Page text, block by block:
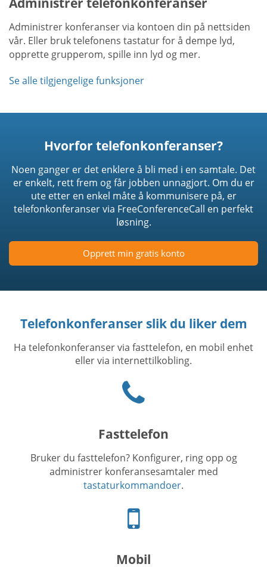
Administrer konferanser via kontoen din på nettsiden
vår. Eller bruk telefonens tastatur for å dempe lyd,
opprette grupperom, spille inn lyd og mer.
Se alle tilgjengelige funksjoner
Hvorfor telefonkonferanser?
Noen ganger er det enklere å bli med i en samtale. Det
er enkelt, rett frem og får jobben unnagjort. Om du er
ute etter en enkel måte å kommunisere på, er
telefonkonferanser via FreeConferenceCall en perfekt
løsning.
Opprett min gratis konto
Telefonkonferanser slik du liker dem
Ha telefonkonferanser via fasttelefon, en mobil enhet
eller via internettilkobling.
icon
Fasttelefon
Bruker du fasttelefon? Konfigurer, ring opp og
administrer konferansesamtaler med
tastaturkommandoer.
Telefon-
ikon
Mobil